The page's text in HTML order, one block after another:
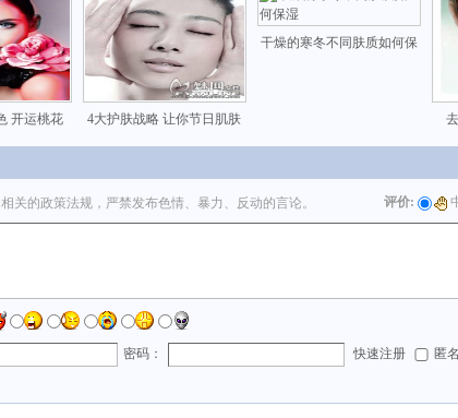
开运桃花 4大护肤战略 让你节日肌肤
干燥的寒冬不同肤质如何保
关的政策法规，严禁发布色情、暴力、反动的言论。 评价:
密码： 快速注册 匿名